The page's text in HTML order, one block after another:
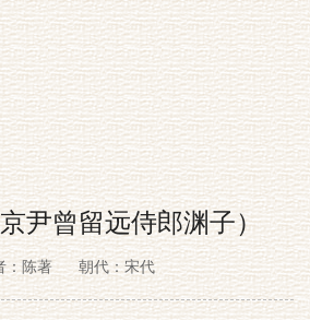
尹曾留远侍郎渊子）
：陈著 朝代：宋代